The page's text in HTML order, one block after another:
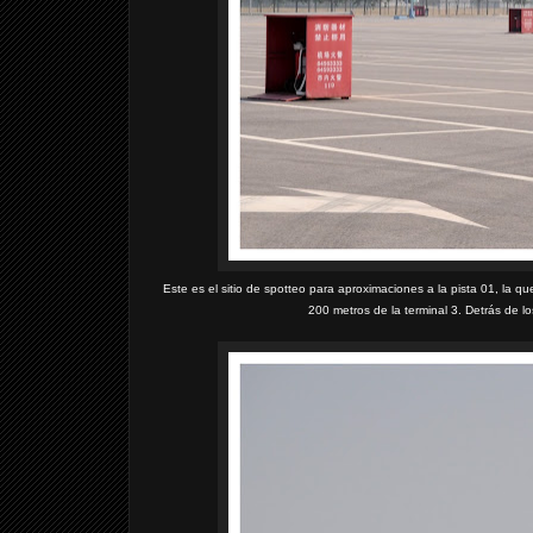
Este es el sitio de spotteo para aproximaciones a la pista 01, la
200 metros de la terminal 3. Detrás de